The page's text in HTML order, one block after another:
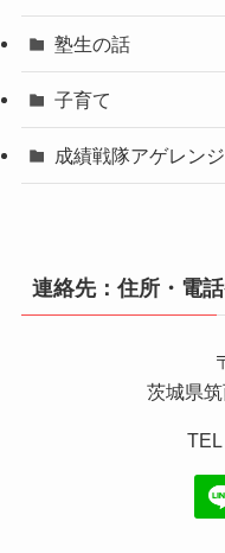
塾生の話
子育て
成績戦隊アゲレン
連絡先：住所・電
茨城県